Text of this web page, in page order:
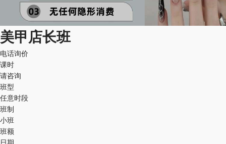
美甲店长班
电话询价
课时
请咨询
班型
任意时段
班制
小班
班额